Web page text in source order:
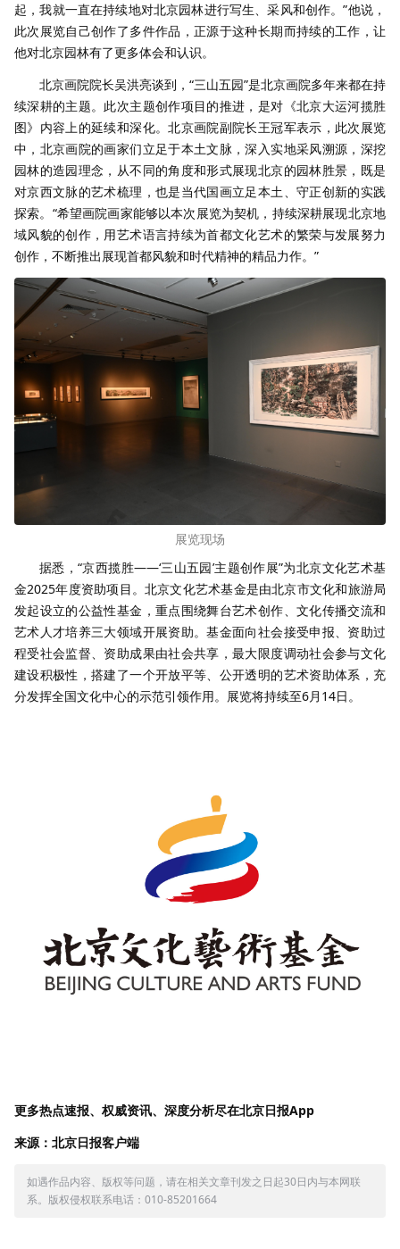
起，我就一直在持续地对北京园林进行写生、采风和创作。”他说，
此次展览自己创作了多件作品，正源于这种长期而持续的工作，让
他对北京园林有了更多体会和认识。
北京画院院长吴洪亮谈到，“三山五园”是北京画院多年来都在持
续深耕的主题。此次主题创作项目的推进，是对《北京大运河揽胜
图》内容上的延续和深化。北京画院副院长王冠军表示，此次展览
中，北京画院的画家们立足于本土文脉，深入实地采风溯源，深挖
园林的造园理念，从不同的角度和形式展现北京的园林胜景，既是
对京西文脉的艺术梳理，也是当代国画立足本土、守正创新的实践
探索。“希望画院画家能够以本次展览为契机，持续深耕展现北京地
域风貌的创作，用艺术语言持续为首都文化艺术的繁荣与发展努力
创作，不断推出展现首都风貌和时代精神的精品力作。”
展览现场
据悉，“京西揽胜——‘三山五园’主题创作展”为北京文化艺术基
金2025年度资助项目。北京文化艺术基金是由北京市文化和旅游局
发起设立的公益性基金，重点围绕舞台艺术创作、文化传播交流和
艺术人才培养三大领域开展资助。基金面向社会接受申报、资助过
程受社会监督、资助成果由社会共享，最大限度调动社会参与文化
建设积极性，搭建了一个开放平等、公开透明的艺术资助体系，充
分发挥全国文化中心的示范引领作用。展览将持续至6月14日。
更多热点速报、权威资讯、深度分析尽在北京日报App
来源：北京日报客户端
如遇作品内容、版权等问题，请在相关文章刊发之日起30日内与本网联
系。版权侵权联系电话：010-85201664